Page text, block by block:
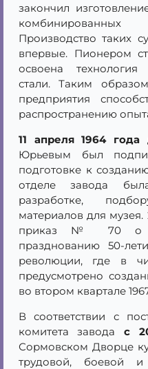
закончил
Производство таких
впервые. Пионером
освоена
стали. Таким
предприятия
распространению
11 апреля 1964 года
Юрьевым был
подготовке к
отделе завода
разработке,
материалов для
приказ № 70 о
празднованию 50-
революции, где в
предусмотрено
во втором квартале
В соответствии с
комитета завода с
Сормовском Дворце
трудовой, боевой